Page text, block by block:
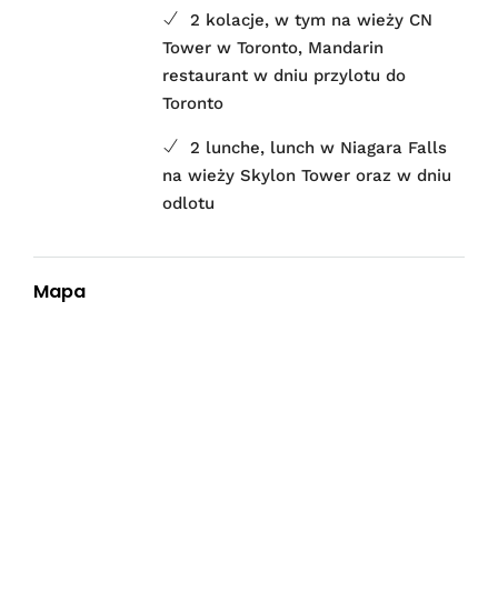
2 kolacje, w tym na wieży CN
Tower w Toronto, Mandarin
restaurant w dniu przylotu do
Toronto
2 lunche, lunch w Niagara Falls
na wieży Skylon Tower oraz w dniu
odlotu
Mapa